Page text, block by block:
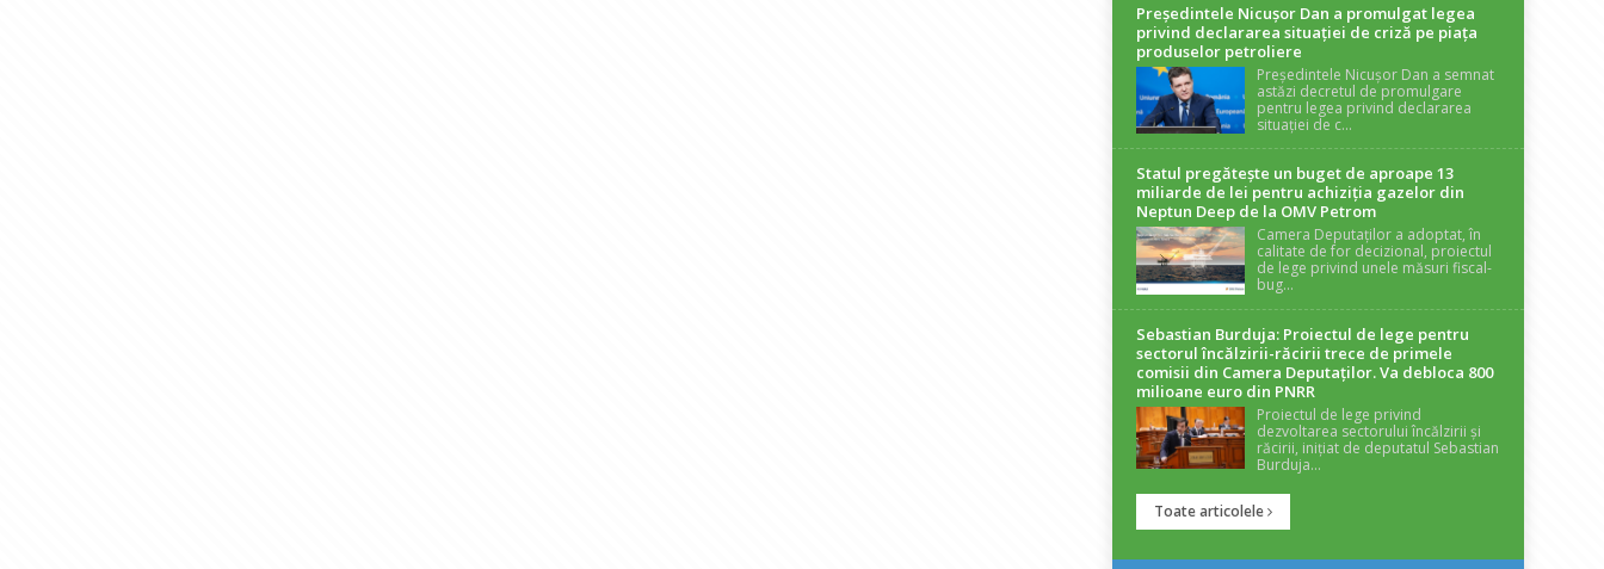
Președintele Nicuşor Dan a promulgat legea
privind declararea situaţiei de criză pe piaţa
produselor petroliere
Președintele Nicușor Dan a semnat
astăzi decretul de promulgare
pentru legea privind declararea
situației de c...
Statul pregătește un buget de aproape 13
miliarde de lei pentru achiziția gazelor din
Neptun Deep de la OMV Petrom
Camera Deputaților a adoptat, în
calitate de for decizional, proiectul
de lege privind unele măsuri fiscal-
bug...
Sebastian Burduja: Proiectul de lege pentru
sectorul încălzirii-răcirii trece de primele
comisii din Camera Deputaților. Va debloca 800
milioane euro din PNRR
Proiectul de lege privind
dezvoltarea sectorului încălzirii și
răcirii, inițiat de deputatul Sebastian
Burduja...
Toate articolele